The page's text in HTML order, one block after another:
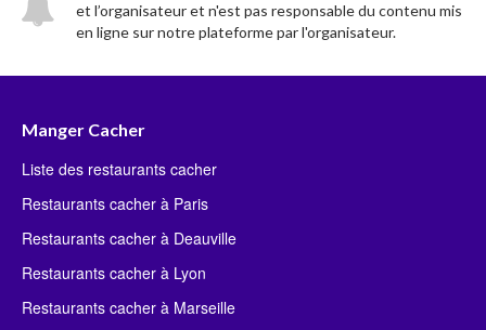
et l’organisateur et n'est pas responsable du contenu mis
en ligne sur notre plateforme par l'organisateur.
Manger Cacher
Liste des restaurants cacher
Restaurants cacher à Paris
Restaurants cacher à Deauville
Restaurants cacher à Lyon
Restaurants cacher à Marseille